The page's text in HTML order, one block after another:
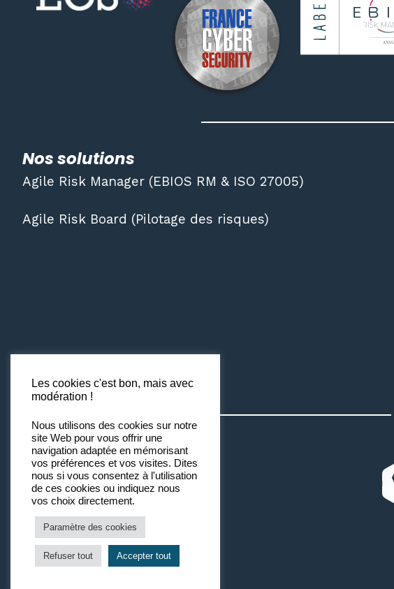
Nos solutions
Agile Risk Manager (EBIOS RM & ISO 27005)
Agile Risk Board (Pilotage des risques)
Les cookies c'est bon, mais avec
modération !
Nous utilisons des cookies sur notre
site Web pour vous offrir une
navigation adaptée en mémorisant
vos préférences et vos visites. Dites
nous si vous consentez à l'utilisation
de ces cookies ou indiquez nous
vos choix directement.
Paramètre des cookies
Refuser tout Accepter tout